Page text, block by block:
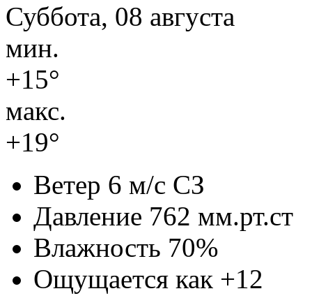
Суббота, 08 августа
мин.
+15°
макс.
+19°
Ветер 6 м/с СЗ
Давление 762 мм.рт.ст
Влажность 70%
Ощущается как +12